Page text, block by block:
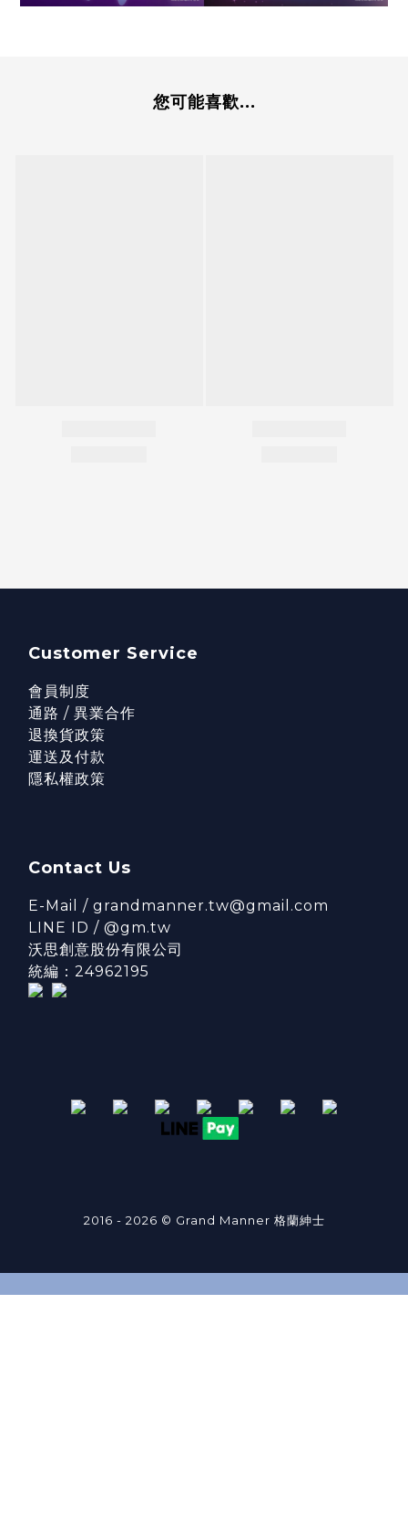
您可能喜歡...
Customer Service
會員制度
通路 / 異業合作
退換貨政策
運送及付款
隱私權政策
Contact Us
E-Mail / grandmanner.tw@gmail.com
LINE ID / @gm.tw
沃思創意股份有限公司
統編：24962195
2016 - 2026 © Grand Manner 格蘭紳士